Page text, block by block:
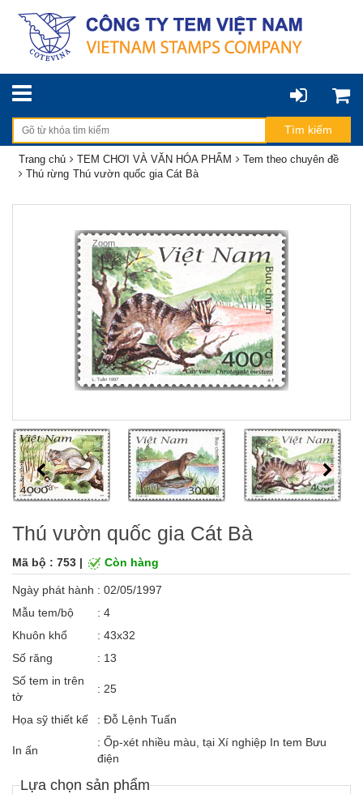
Trang chủ TEM CHƠI VÀ VĂN HÓA PHẨM
Tem theo chuyên đề
Thú rừng Thú vườn quốc gia Cát Bà
Zoom
Thú vườn quốc gia Cát Bà
Mã bộ : 753 | Còn hàng
Ngày phát hành : 02/05/1997
Mẫu tem/bộ
: 4
Khuôn khổ
: 43x32
Số răng
: 13
Số tem in trên
tờ
: 25
Họa sỹ thiết kế : Đỗ Lệnh Tuấn
In ấn
: Ốp-xét nhiều màu, tại Xí nghiệp In tem Bưu
điện
Lựa chọn sản phẩm